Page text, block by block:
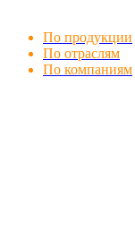
По продукции
По отраслям
По компаниям